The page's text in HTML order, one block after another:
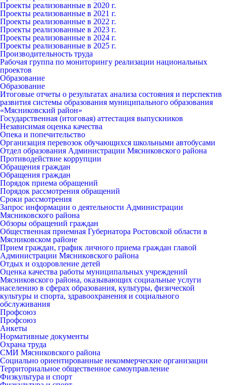
Проекты реализованные в 2020 г.
Проекты реализованные в 2021 г.
Проекты реализованные в 2022 г.
Проекты реализованные в 2023 г.
Проекты реализованные в 2024 г.
Проекты реализованные в 2025 г.
Производительность труда
Рабочая группа по мониторингу реализации национальных
проектов
Образование
Образование
Итоговые отчеты о результатах анализа состояния и перспектив
развития системы образования муниципального образования
«Мясниковский район»
Государственная (итоговая) аттестация выпускников
Независимая оценка качества
Опека и попечительство
Организация перевозок обучающихся школьными автобусами
Отдел образования Администрации Мясниковского района
Противодействие коррупции
Обращения граждан
Обращения граждан
Порядок приема обращений
Порядок рассмотрения обращений
Сроки рассмотрения
Запрос информации о деятельности Администрации
Мясниковского района
Обзоры обращений граждан
Общественная приемная Губернатора Ростовской области в
Мясниковском районе
Прием граждан, график личного приема граждан главой
Администрации Мясниковского района
Отдых и оздоровление детей
Оценка качества работы муниципальных учреждений
Мясниковского района, оказывающих социальные услуги
населению в сферах образования, культуры, физической
культуры и спорта, здравоохранения и социального
обслуживания
Профсоюз
Профсоюз
Анкеты
Нормативные документы
Охрана труда
СМИ Мясниковского района
Социально ориентированные некоммерческие организации
Территориальное общественное самоуправление
Физкультура и спорт